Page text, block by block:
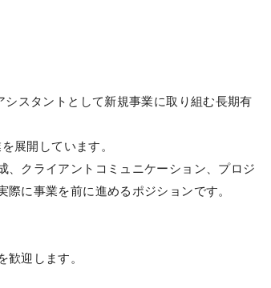
スタントとして新規事業に取り組む長期有
展開しています。
、クライアントコミュニケーション、プロジ
に事業を前に進めるポジションです。
歓迎します。